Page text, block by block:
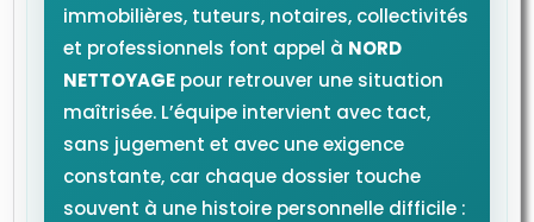
immobilières, tuteurs, notaires, collectivités
et professionnels font appel à NORD
NETTOYAGE pour retrouver une situation
maîtrisée. L’équipe intervient avec tact,
sans jugement et avec une exigence
constante, car chaque dossier touche
souvent à une histoire personnelle difficile :